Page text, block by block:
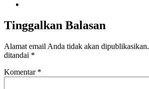
Tinggalkan Balasan
Alamat email Anda tidak akan dipublikasikan.
ditandai *
Komentar *